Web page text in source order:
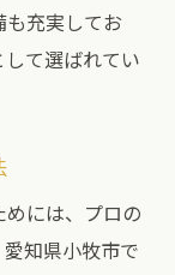
充実してお
て選ばれてい
には、プロの
知県小牧市で